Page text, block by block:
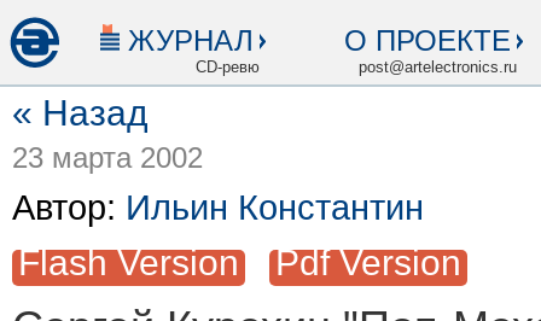
ЖУРНАЛ
CD-ревю
О ПРОЕКТЕ
post@artelectronics.ru
« Назад
23 марта 2002
Автор: Ильин Константин
Flash Version Pdf Version